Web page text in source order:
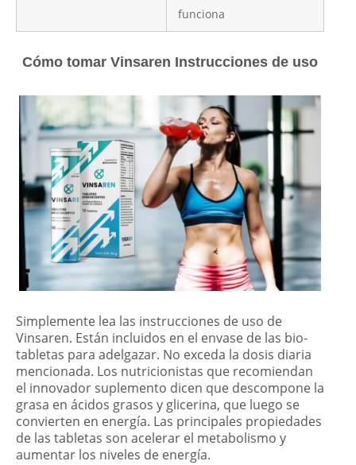
funciona
Cómo tomar Vinsaren Instrucciones de uso
Simplemente lea las instrucciones de uso de
Vinsaren. Están incluidos en el envase de las bio-
tabletas para adelgazar. No exceda la dosis diaria
mencionada. Los nutricionistas que recomiendan
el innovador suplemento dicen que descompone la
grasa en ácidos grasos y glicerina, que luego se
convierten en energía. Las principales propiedades
de las tabletas son acelerar el metabolismo y
aumentar los niveles de energía.